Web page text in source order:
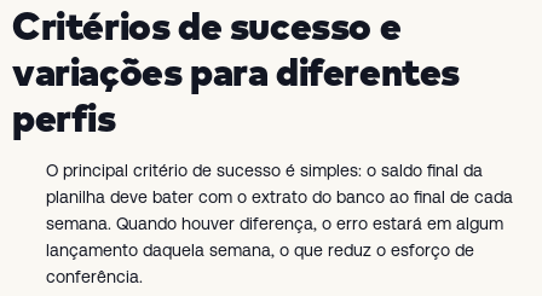
Critérios de sucesso e
variações para diferentes
perfis
O principal critério de sucesso é simples: o saldo final da
planilha deve bater com o extrato do banco ao final de cada
semana. Quando houver diferença, o erro estará em algum
lançamento daquela semana, o que reduz o esforço de
conferência.